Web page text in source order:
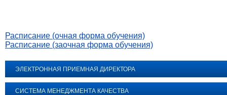
Расписание (очная форма обучения)
Расписание (заочная форма обучения)
ЭЛЕКТРОННАЯ ПРИЕМНАЯ ДИРЕКТОРА
СИСТЕМА МЕНЕДЖМЕНТА КАЧЕСТВА